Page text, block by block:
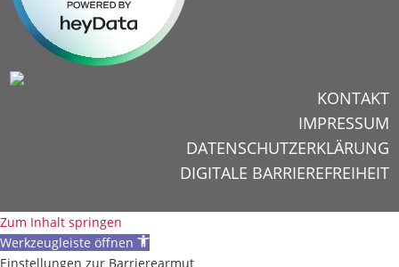
KONTAKT
IMPRESSUM
DATENSCHUTZERKLÄRUNG
DIGITALE BARRIEREFREIHEIT
Zum Inhalt springen
Werkzeugleiste öffnen
Einstellungen zur Barrierearmut